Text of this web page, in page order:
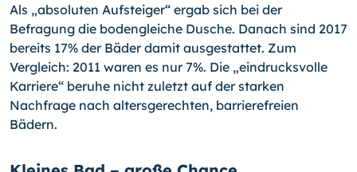
Als „absoluten Aufsteiger“ ergab sich bei der
Befragung die bodengleiche Dusche. Danach sind 2017
bereits 17% der Bäder damit ausgestattet. Zum
Vergleich: 2011 waren es nur 7%. Die „eindrucksvolle
Karriere“ beruhe nicht zuletzt auf der starken
Nachfrage nach altersgerechten, barrierefreien
Bädern.